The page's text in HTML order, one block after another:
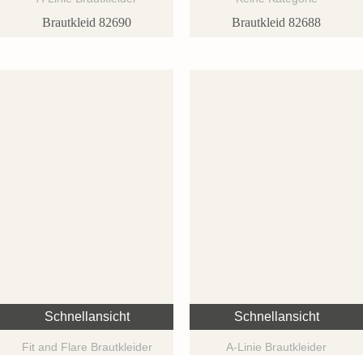
Brautkleid 82690 Brautkleid 82688
Schnellansicht
Fit and Flare Brautkleider
Schnellansicht
A-Linie Brautkleider